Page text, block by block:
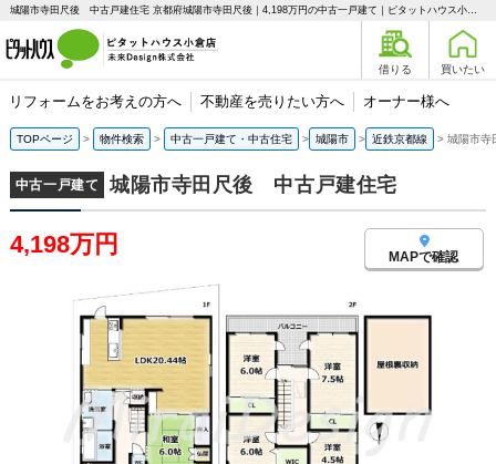
城陽市寺田尺後 中古戸建住宅 京都府城陽市寺田尺後｜4,198万円の中古一戸建て｜ピタットハウス小倉店 未来Design株式会社
借りる 買いたい
リフォームをお考えの方へ 不動産を売りたい方へ オーナー様へ
TOPページ 物件検索 中古一戸建て・中古住宅 城陽市 近鉄京都線 城陽市
中古一戸建て 城陽市寺田尺後 中古戸建住宅
4,198万円 MAPで確認